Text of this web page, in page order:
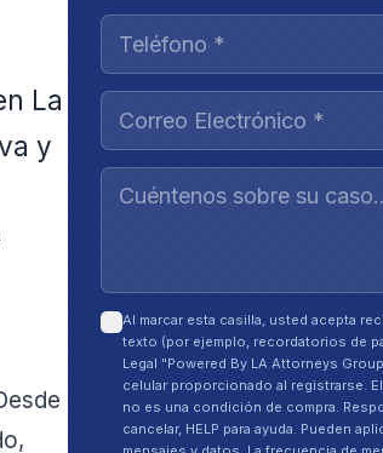
La
y
Al marcar esta casilla, usted acepta
texto (por ejemplo, recordatorios de
Legal "Powered By LA Attorneys
celular proporcionado al registrarse.
no es una condición de compra.
cancelar, HELP para ayuda. Pueden